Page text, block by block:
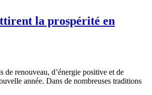
la prospérité en
de renouveau, d’énergie positive et de
année. Dans de nombreuses traditions